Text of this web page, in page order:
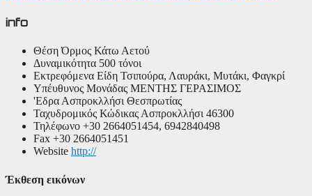
info
Θέση Όρμος Κάτω Αετού
Δυναμικότητα 500 τόνοι
Εκτρεφόμενα Είδη Τσιπούρα, Λαυράκι, Μυτάκι, Φαγκρί
Υπέυθυνος Μονάδας ΜΕΝΤΗΣ ΓΕΡΑΣΙΜΟΣ
'Εδρα Ασπροκλλήσι Θεσπρωτίας
Ταχυδρομικός Κώδικας Ασπροκλλήσι 46300
Τηλέφωνο +30 2664051454, 6942840498
Fax +30 2664051451
Website http://
Έκθεση εικόνων